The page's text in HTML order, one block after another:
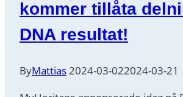
kommer tillåta
DNA resultat!
ByMattias2024-03-022024-03-21